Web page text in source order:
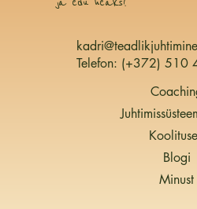
Telefon: (+372) 510
Blogi
Minust